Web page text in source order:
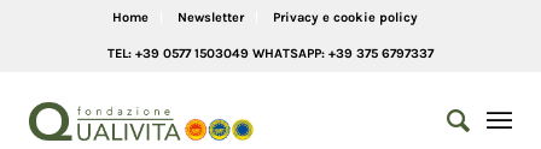
Home Newsletter Privacy e cookie policy
TEL: +39 0577 1503049 WHATSAPP: +39 375 6797337